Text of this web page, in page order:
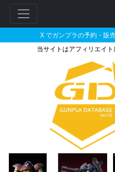
X でガンプラの予約・販
当サイトはアフィリエイト
ガンダムF91の